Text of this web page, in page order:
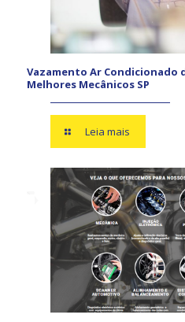
Vazamento Ar Condicionado
Melhores Mecânicos SP
Leia mais